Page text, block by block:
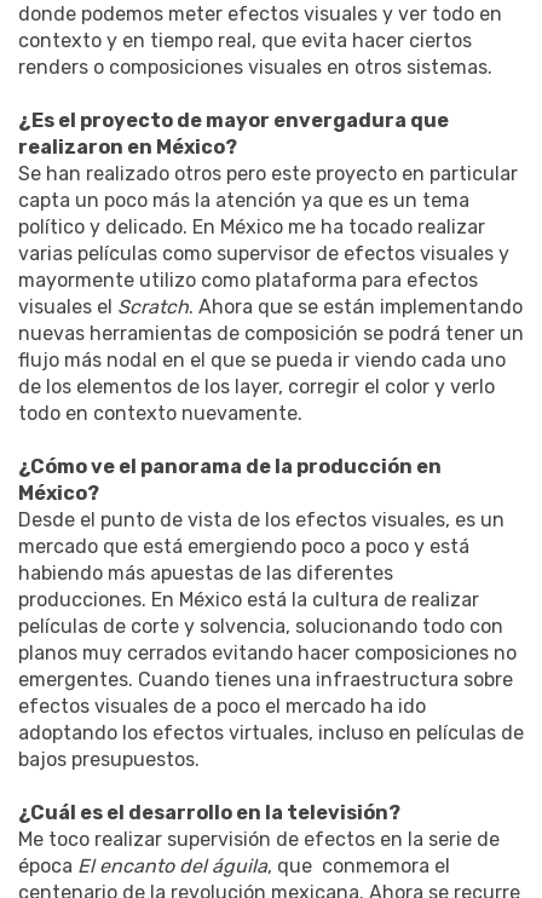
donde podemos meter efectos visuales y ver todo en
contexto y en tiempo real, que evita hacer ciertos
renders o composiciones visuales en otros sistemas.
¿Es el proyecto de mayor envergadura que
realizaron en México?
Se han realizado otros pero este proyecto en particular
capta un poco más la atención ya que es un tema
político y delicado. En México me ha tocado realizar
varias películas como supervisor de efectos visuales y
mayormente utilizo como plataforma para efectos
visuales el Scratch. Ahora que se están implementando
nuevas herramientas de composición se podrá tener un
flujo más nodal en el que se pueda ir viendo cada uno
de los elementos de los layer, corregir el color y verlo
todo en contexto nuevamente.
¿Cómo ve el panorama de la producción en
México?
Desde el punto de vista de los efectos visuales, es un
mercado que está emergiendo poco a poco y está
habiendo más apuestas de las diferentes
producciones. En México está la cultura de realizar
películas de corte y solvencia, solucionando todo con
planos muy cerrados evitando hacer composiciones no
emergentes. Cuando tienes una infraestructura sobre
efectos visuales de a poco el mercado ha ido
adoptando los efectos virtuales, incluso en películas de
bajos presupuestos.
¿Cuál es el desarrollo en la televisión?
Me toco realizar supervisión de efectos en la serie de
época El encanto del águila, que conmemora el
centenario de la revolución mexicana. Ahora se recurre